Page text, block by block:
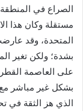
الصراع في
مستقلة وكان هذا
المتحدة، وقد
بشدة؛ ولكن تغير
على العاصمة
بشكل غير مباشر
الذي هز الثقة في